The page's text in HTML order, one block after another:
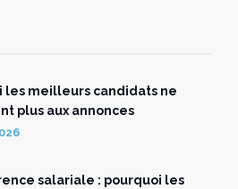
les meilleurs candidats ne
plus aux annonces
salariale : pourquoi les